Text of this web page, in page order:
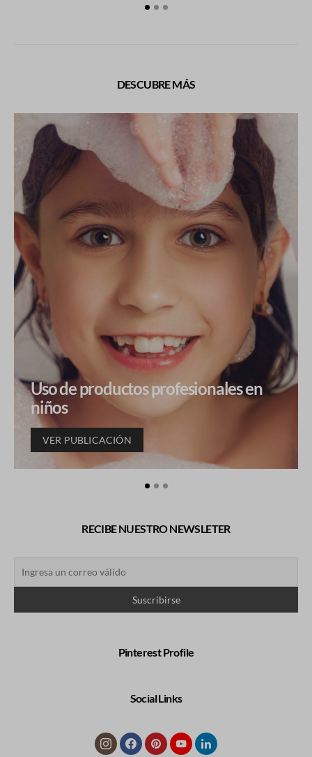
DESCUBRE MÁS
Uso de productos profesionales en
niños
VER PUBLICACIÓN
RECIBE NUESTRO NEWSLETER
Pinterest Profile
Social Links